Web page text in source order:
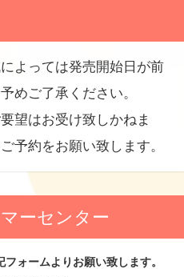
よっては発売開始日が前
めご了承ください。
望はお受け致しかねま
予約をお願い致します。
ーセンター
ォームよりお願い致します。